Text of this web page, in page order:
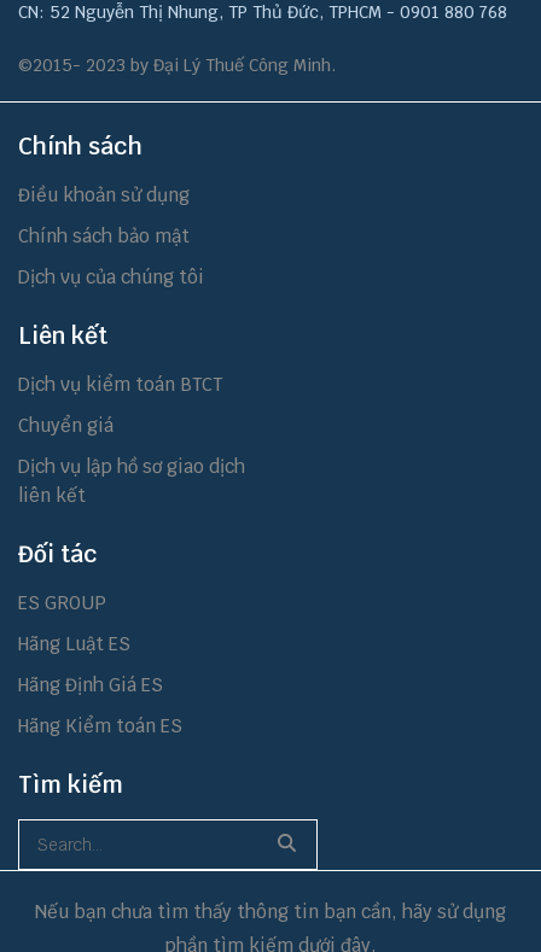
CN: 52 Nguyễn Thị Nhung, TP Thủ Đức, TPHCM - 0901 880 768
©2015- 2023 by Đại Lý Thuế Công Minh.
Chính sách
Điều khoản sử dụng
Chính sách bảo mật
Dịch vụ của chúng tôi
Liên kết
Dịch vụ kiểm toán BTCT
Chuyển giá
Dịch vụ lập hồ sơ giao dịch
liên kết
Đối tác
ES GROUP
Hãng Luật ES
Hãng Định Giá ES
Hãng Kiểm toán ES
Tìm kiếm
Nếu bạn chưa tìm thấy thông tin bạn cần, hãy sử dụng
phần tìm kiếm dưới đây.